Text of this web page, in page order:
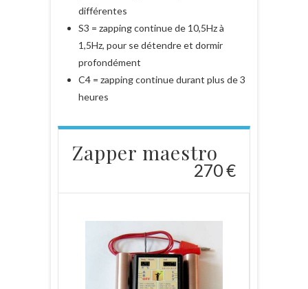
différentes
S3 = zapping continue de 10,5Hz à
1,5Hz, pour se détendre et dormir
profondément
C4 = zapping continue durant plus de 3
heures
Zapper maestro
270 €